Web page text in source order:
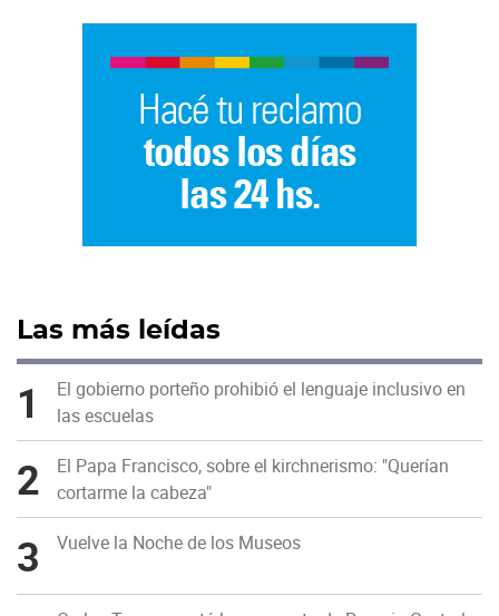
Las más leídas
1
El gobierno porteño prohibió el lenguaje inclusivo en
las escuelas
2
El Papa Francisco, sobre el kirchnerismo: "Querían
cortarme la cabeza"
3 Vuelve la Noche de los Museos